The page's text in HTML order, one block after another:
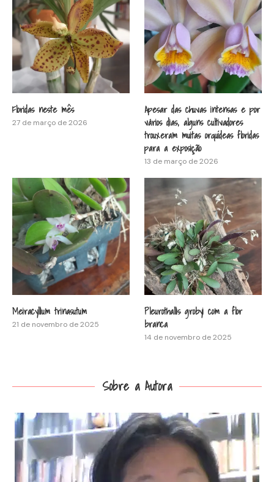
Floridas neste mês
27 de março de 2026
Apesar das chuvas intensas e por
vários dias, alguns cultivadores
trouxeram muitas orquídeas floridas
para a exposição
13 de março de 2026
Meiracyllium trinasutum
21 de novembro de 2025
Pleurothallis grobyi com a flor
branca
14 de novembro de 2025
Sobre a Autora